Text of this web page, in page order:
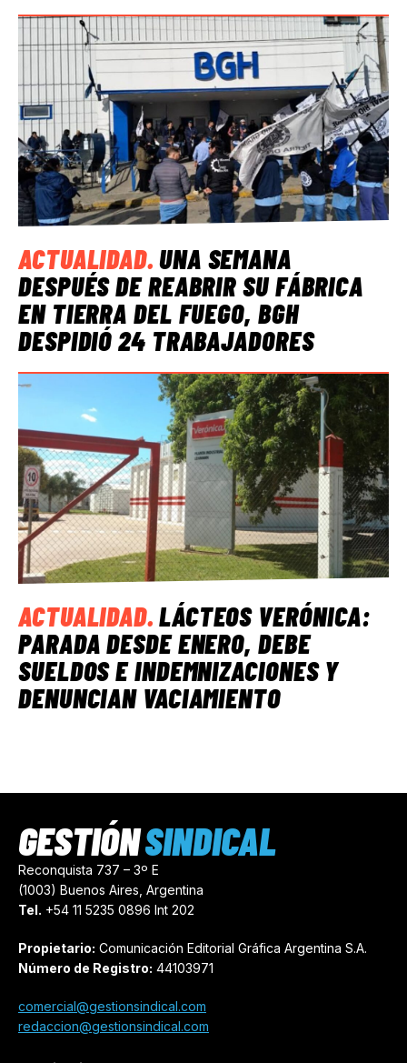
ACTUALIDAD.UNA SEMANA
DESPUÉS DE REABRIR SU FÁBRICA
EN TIERRA DEL FUEGO, BGH
DESPIDIÓ 24 TRABAJADORES
ACTUALIDAD.LÁCTEOS VERÓNICA:
PARADA DESDE ENERO, DEBE
SUELDOS E INDEMNIZACIONES Y
DENUNCIAN VACIAMIENTO
Reconquista 737 – 3º E
(1003) Buenos Aires, Argentina
Tel. +54 11 5235 0896 Int 202
Propietario: Comunicación Editorial Gráfica Argentina S.A.
Número de Registro: 44103971
comercial@gestionsindical.com
redaccion@gestionsindical.com
GESTIÓNSINDICAL